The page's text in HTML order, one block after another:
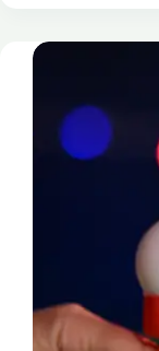
Tree